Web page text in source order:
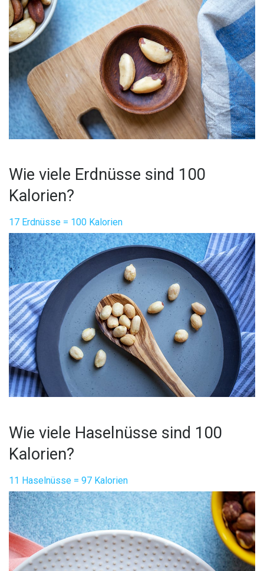
Wie viele Erdnüsse sind 100
Kalorien?
17 Erdnüsse = 100 Kalorien
Wie viele Haselnüsse sind 100
Kalorien?
11 Haselnüsse = 97 Kalorien